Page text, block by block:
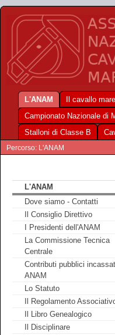
L'ANAM Il cavallo
Campionato Nazionale di
Stalloni di Classe B
Percorso: L'ANAM
L'ANAM
Dove siamo - Contatti
Il Consiglio Direttivo
I Presidenti dell'ANAM
La Commissione Tecnica
Centrale
Contributi pubblici
ANAM
Lo Statuto
Il Regolamento
Il Libro Genealogico
Il Disciplinare